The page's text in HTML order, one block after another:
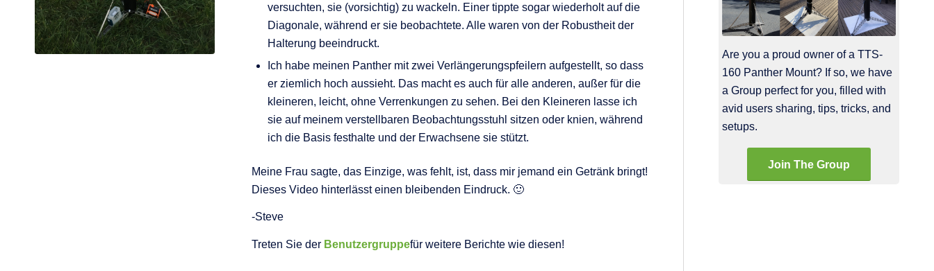
versuchten, sie (vorsichtig) zu wackeln. Einer tippte sogar wiederholt auf die
Diagonale, während er sie beobachtete. Alle waren von der Robustheit der
Halterung beeindruckt.
Ich habe meinen Panther mit zwei Verlängerungspfeilern aufgestellt, so dass
er ziemlich hoch aussieht. Das macht es auch für alle anderen, außer für die
kleineren, leicht, ohne Verrenkungen zu sehen. Bei den Kleineren lasse ich
sie auf meinem verstellbaren Beobachtungsstuhl sitzen oder knien, während
ich die Basis festhalte und der Erwachsene sie stützt.
Meine Frau sagte, das Einzige, was fehlt, ist, dass mir jemand ein Getränk bringt!
Dieses Video hinterlässt einen bleibenden Eindruck. 🙂
-Steve
Treten Sie der Benutzergruppefür weitere Berichte wie diesen!
Are you a proud owner of a TTS-
160 Panther Mount? If so, we have
a Group perfect for you, filled with
avid users sharing, tips, tricks, and
setups.
Join The Group